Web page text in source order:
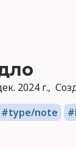
2024 г.
type/note